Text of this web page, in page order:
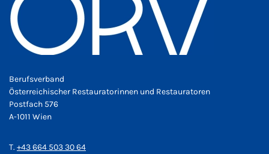
Berufsverband
Österreichischer Restauratorinnen und Restauratoren
Postfach 576
A-1011 Wien
T. +43 664 503 30 64